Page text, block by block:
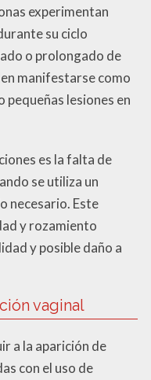
experimentan
su ciclo
o prolongado de
manifestarse como
pequeñas lesiones en
es la falta de
se utiliza un
necesario. Este
y rozamiento
y posible daño a
vaginal
a la aparición de
con el uso de